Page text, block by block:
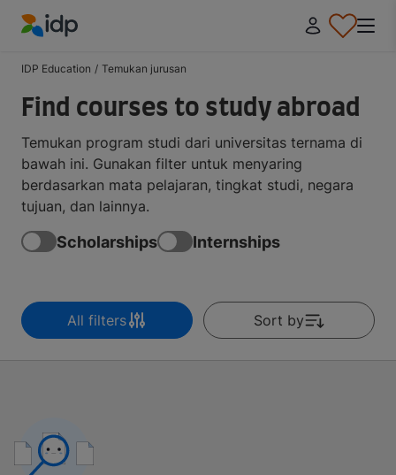
IDP Education / Temukan jurusan
Find courses to study abroad
Temukan program studi dari universitas ternama di
bawah ini. Gunakan filter untuk menyaring
berdasarkan mata pelajaran, tingkat studi, negara
tujuan, dan lainnya.
Scholarships Internships
All filters Sort by